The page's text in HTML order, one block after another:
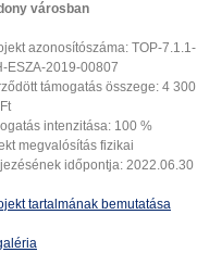
városban
azonosítószáma: TOP-7.1.1-
ESZA-2019-00807
támogatás összege: 4 300
intenzitása: 100 %
megvalósítás fizikai
időpontja: 2022.06.30
tartalmának bemutatása